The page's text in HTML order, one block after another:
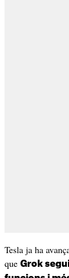
Tesla ja ha
que Grok